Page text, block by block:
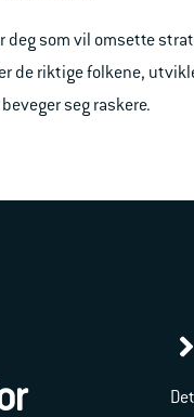
deg som vil omsette
de riktige folkene,
seg raskere.